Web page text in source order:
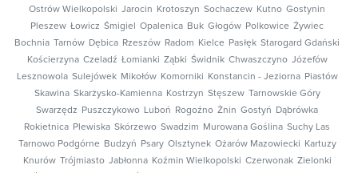
Ostrów Wielkopolski Jarocin Krotoszyn Sochaczew Kutno Gostynin
Pleszew Łowicz Śmigiel Opalenica Buk Głogów Polkowice Żywiec
Bochnia Tarnów Dębica Rzeszów Radom Kielce Pasłęk Starogard Gdański
Kościerzyna Czeladź Łomianki Ząbki Świdnik Chwaszczyno Józefów
Lesznowola Sulejówek Mikołów Komorniki Konstancin - Jeziorna
Piastów
Skawina Skarżysko-Kamienna Kostrzyn Stęszew Tarnowskie Góry
Swarzędz
Puszczykowo Luboń Rogoźno Żnin Gostyń
Dąbrówka
Rokietnica Plewiska Skórzewo Swadzim Murowana Goślina Suchy Las
Tarnowo Podgórne
Budzyń Psary Olsztynek Ożarów Mazowiecki
Kartuzy
Knurów Trójmiasto Jabłonna Koźmin Wielkopolski Czerwonak Zielonki